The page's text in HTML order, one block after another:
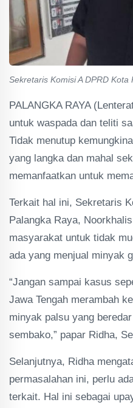
Sekretaris Komisi A DPRD Kota
PALANGKA RAYA
untuk waspada dan teliti
Tidak menutup
yang langka dan mahal
memanfaatkan untuk
Terkait hal ini, Sekretaris
Palangka Raya,
masyarakat untuk tidak
ada yang menjual minyak
“Jangan sampai kasus
Jawa Tengah merambah
minyak palsu yang
sembako,” papar Ridha,
Selanjutnya, Ridha
permasalahan ini, perlu
terkait. Hal ini sebagai